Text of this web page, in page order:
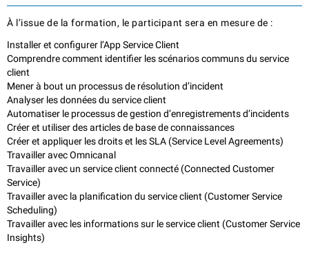
À l’issue de la formation, le participant sera en mesure de :
Installer et configurer l’App Service Client
Comprendre comment identifier les scénarios communs du service
client
Mener à bout un processus de résolution d’incident
Analyser les données du service client
Automatiser le processus de gestion d’enregistrements d’incidents
Créer et utiliser des articles de base de connaissances
Créer et appliquer les droits et les SLA (Service Level Agreements)
Travailler avec Omnicanal
Travailler avec un service client connecté (Connected Customer
Service)
Travailler avec la planification du service client (Customer Service
Scheduling)
Travailler avec les informations sur le service client (Customer Service
Insights)